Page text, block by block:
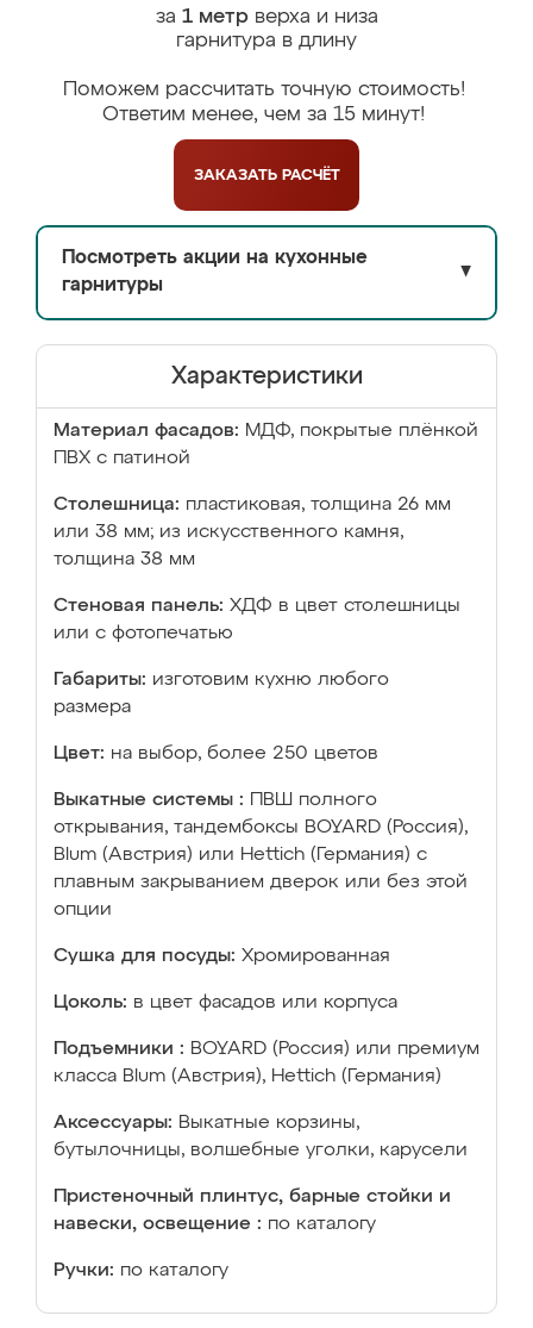
за 1 метрверха и низа
гарнитура в длину
Поможем рассчитать точную стоимость!
Ответим менее, чем за 15 минут!
ЗАКАЗАТЬ РАСЧЁТ
Посмотреть акции на кухонные
гарнитуры
▼
Характеристики
Материал фасадов: МДФ, покрытые плёнкой
ПВХ с патиной
Столешница: пластиковая, толщина 26 мм
или 38 мм; из искусственного камня,
толщина 38 мм
Стеновая панель: ХДФ в цвет столешницы
или с фотопечатью
Габариты: изготовим кухню любого
размера
Цвет: на выбор, более 250 цветов
Выкатные системы :
ПВШ полного
открывания, тандембоксы BOYARD (Россия),
Blum (Австрия) или Hettich (Германия) с
плавным закрыванием дверок или без этой
опции
Сушка для посуды: Хромированная
Цоколь: в цвет фасадов или корпуса
Подъемники : BOYARD (Россия) или премиум
класса Blum (Австрия), Hettich (Германия)
Аксессуары: Выкатные корзины,
бутылочницы, волшебные уголки, карусели
Пристеночный плинтус, барные стойки и
навески, освещение : по каталогу
Ручки: по каталогу